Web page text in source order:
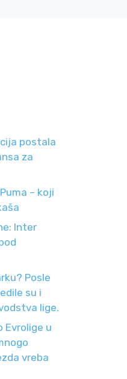
postala
za
– koji
Inter
Posle
su i
lige.
Evrolige u
vreba